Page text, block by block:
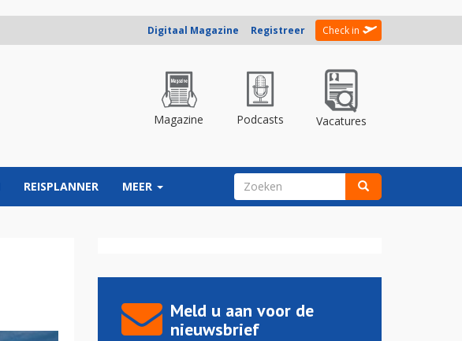
Digitaal Magazine Registreer Check in
Magazine Podcasts Vacatures
REISPLANNER MEER ZOEKVELD
Meld u aan voor de
nieuwsbrief